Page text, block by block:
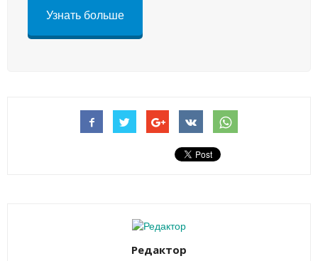
Узнать больше
Редактор